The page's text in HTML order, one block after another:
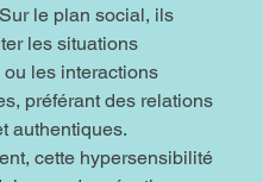
le plan social, ils
les situations
les interactions
préférant des relations
authentiques.
cette hypersensibilité